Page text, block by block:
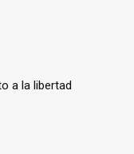
a la libertad